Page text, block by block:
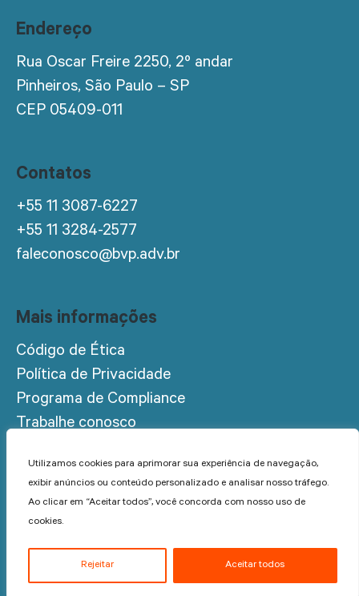
Utilizamos cookies para aprimorar sua experiência de navegação,
exibir anúncios ou conteúdo personalizado e analisar nosso tráfego.
Ao clicar em “Aceitar todos”, você concorda com nosso uso de
cookies.
Rejeitar Aceitar todos
Endereço
Rua Oscar Freire 2250, 2º andar
Pinheiros, São Paulo – SP
CEP 05409-011
Contatos
+55 11 3087-6227
+55 11 3284-2577
faleconosco@bvp.adv.br
Mais informações
Código de Ética
Política de Privacidade
Programa de Compliance
Trabalhe conosco
© 2022 BVP Advogados - Todos os direitos reservados.